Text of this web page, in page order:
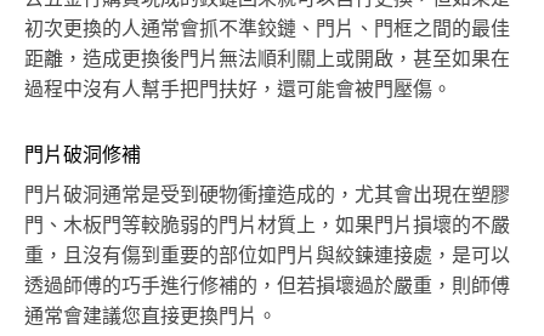
初次更換的人通常會抓不準鉸鏈、門片、門框之間的最佳
距離，造成更換後門片無法順利關上或開啟，甚至如果在
過程中沒有人幫手把門扶好，還可能會被門壓傷。
門片破洞修補
門片破洞通常是受到硬物衝撞造成的，尤其會出現在塑膠
門、木板門等較脆弱的門片材質上，如果門片損壞的不嚴
重，且沒有傷到重要的部位如門片與絞鍊連接處，是可以
透過師傅的巧手進行修補的，但若損壞過於嚴重，則師傅
通常會建議您直接更換門片。